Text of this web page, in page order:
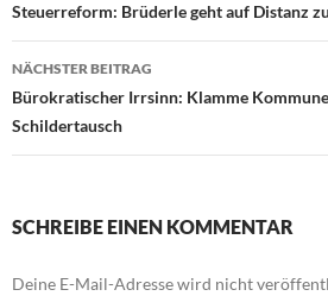
Steuerreform: Brüderle geht auf Distanz
NÄCHSTER BEITRAG
Bürokratischer Irrsinn: Klamme
Schildertausch
SCHREIBE EINEN KOMMENTAR
Deine E-Mail-Adresse wird nicht